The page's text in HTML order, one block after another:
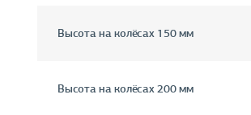
Высота на колёсах 150 мм
Высота на колёсах 200 мм